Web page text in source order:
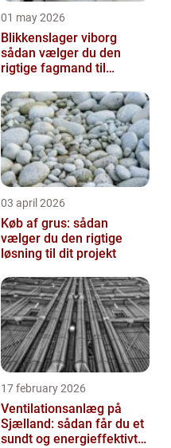
01 may 2026
Blikkenslager viborg
sådan vælger du den
rigtige fagmand til
03 april 2026
Køb af grus: sådan
vælger du den rigtige
løsning til dit projekt
17 february 2026
Ventilationsanlæg på
Sjælland: sådan får du et
sundt og energieffektivt